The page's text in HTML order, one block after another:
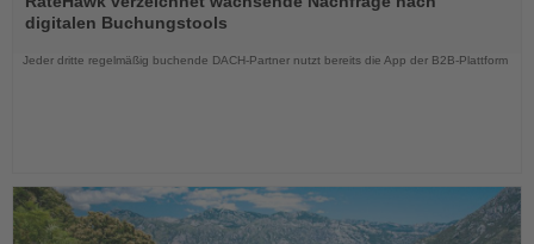
die
Nachrichten
digitalen Buchungstools
Jeder dritte regelmäßig buchende DACH-Partner nutzt bereits die App der B2B-Plattform